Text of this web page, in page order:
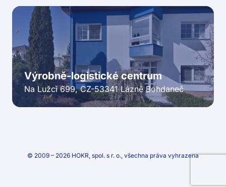
Výrobně-logistické centrum
Na Lužci 699, CZ-53341 Lázně Bohdaneč
© 2009 – 2026 HOKR, spol. s r. o., všechna práva vyhrazena